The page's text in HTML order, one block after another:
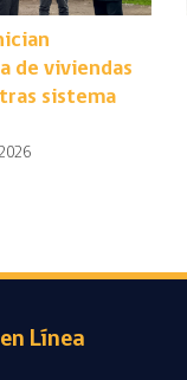
de viviendas
sistema
Línea